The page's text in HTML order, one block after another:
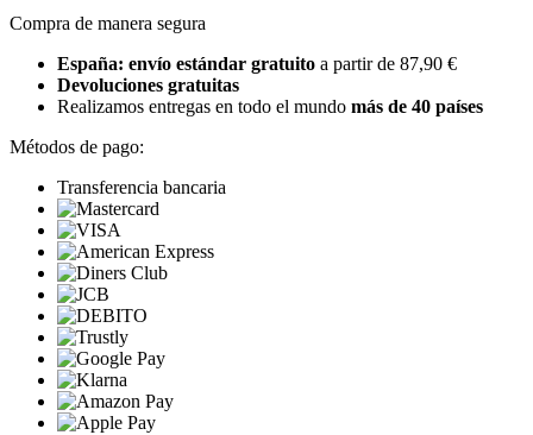
Compra de manera segura
España: envío estándar gratuito a partir de 87,90 €
Devoluciones gratuitas
Realizamos entregas en todo el mundo más de 40 países
Métodos de pago:
Transferencia bancaria